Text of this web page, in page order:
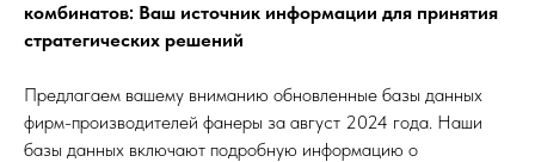
комбинатов: Ваш источник информации для принятия
стратегических решений
Предлагаем вашему вниманию обновленные базы данных
фирм-производителей фанеры за август 2024 года. Наши
базы данных включают подробную информацию о